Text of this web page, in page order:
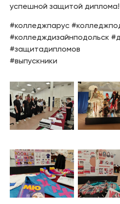
успешной защитой
#колледжпарус
#колледждизайнподольск
#защитадипломов
#выпускники